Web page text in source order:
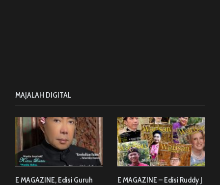
MAJALAH DIGITAL
E MAGAZINE, Edisi Guruh
E MAGAZINE – Edisi Ruddy J